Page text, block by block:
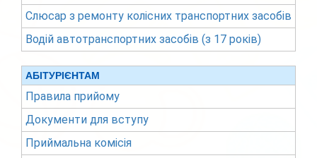
Слюсар з ремонту колісних транспортних засобів
Водій автотранспортних засобів (з 17 років)
АБІТУРІЄНТАМ
Правила прийому
Документи для вступу
Приймальна комісія